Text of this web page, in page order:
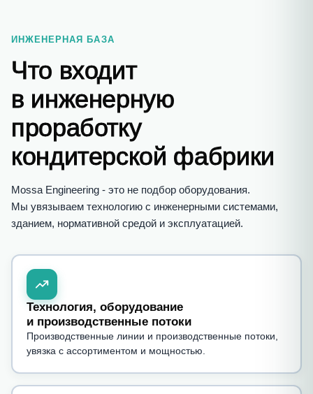
ИНЖЕНЕРНАЯ БАЗА
Что входит
в инженерную
проработку
кондитерской фабрики
Mossa Engineering - это не подбор оборудования.
Мы увязываем технологию с инженерными системами,
зданием, нормативной средой и эксплуатацией.
Технология, оборудование
и производственные потоки
Производственные линии и производственные потоки,
увязка с ассортиментом и мощностью.